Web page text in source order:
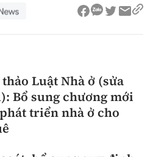
Luật Nhà ở (sửa
Bổ sung chương mới
triển nhà ở cho